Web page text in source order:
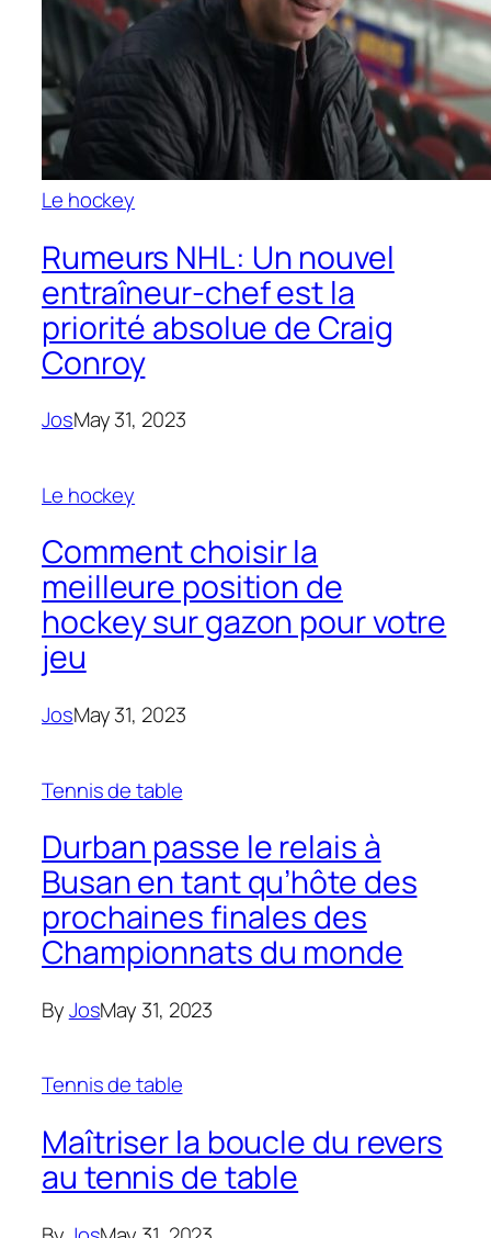
Le hockey
Rumeurs NHL: Un nouvel
entraîneur-chef est la
priorité absolue de Craig
Conroy
JosMay 31, 2023
Le hockey
Comment choisir la
meilleure position de
hockey sur gazon pour votre
jeu
JosMay 31, 2023
Tennis de table
Durban passe le relais à
Busan en tant qu’hôte des
prochaines finales des
Championnats du monde
ByJosMay 31, 2023
Tennis de table
Maîtriser la boucle du revers
au tennis de table